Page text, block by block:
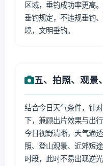
区域，垂钓成功率更高
垂钓规定，不违规垂钓
境，文明垂钓。
五、拍照、观景
结合今日天气条件，针
下，兼顾出片效果与出行
今日视野清晰，天气通
照、登山观景、近郊短
时段，此时不易出现逆